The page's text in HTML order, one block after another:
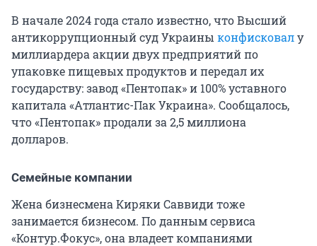
В начале 2024 года стало известно, что Высший
антикоррупционный суд Украины конфисковалу
миллиардера акции двух предприятий по
упаковке пищевых продуктов и передал их
государству: завод «Пентопак» и 100% уставного
капитала «Атлантис-Пак Украина». Сообщалось,
что «Пентопак» продали за 2,5 миллиона
долларов.
Семейные компании
Жена бизнесмена Киряки Саввиди тоже
занимается бизнесом. По данным сервиса
«Контур.Фокус», она владеет компаниями